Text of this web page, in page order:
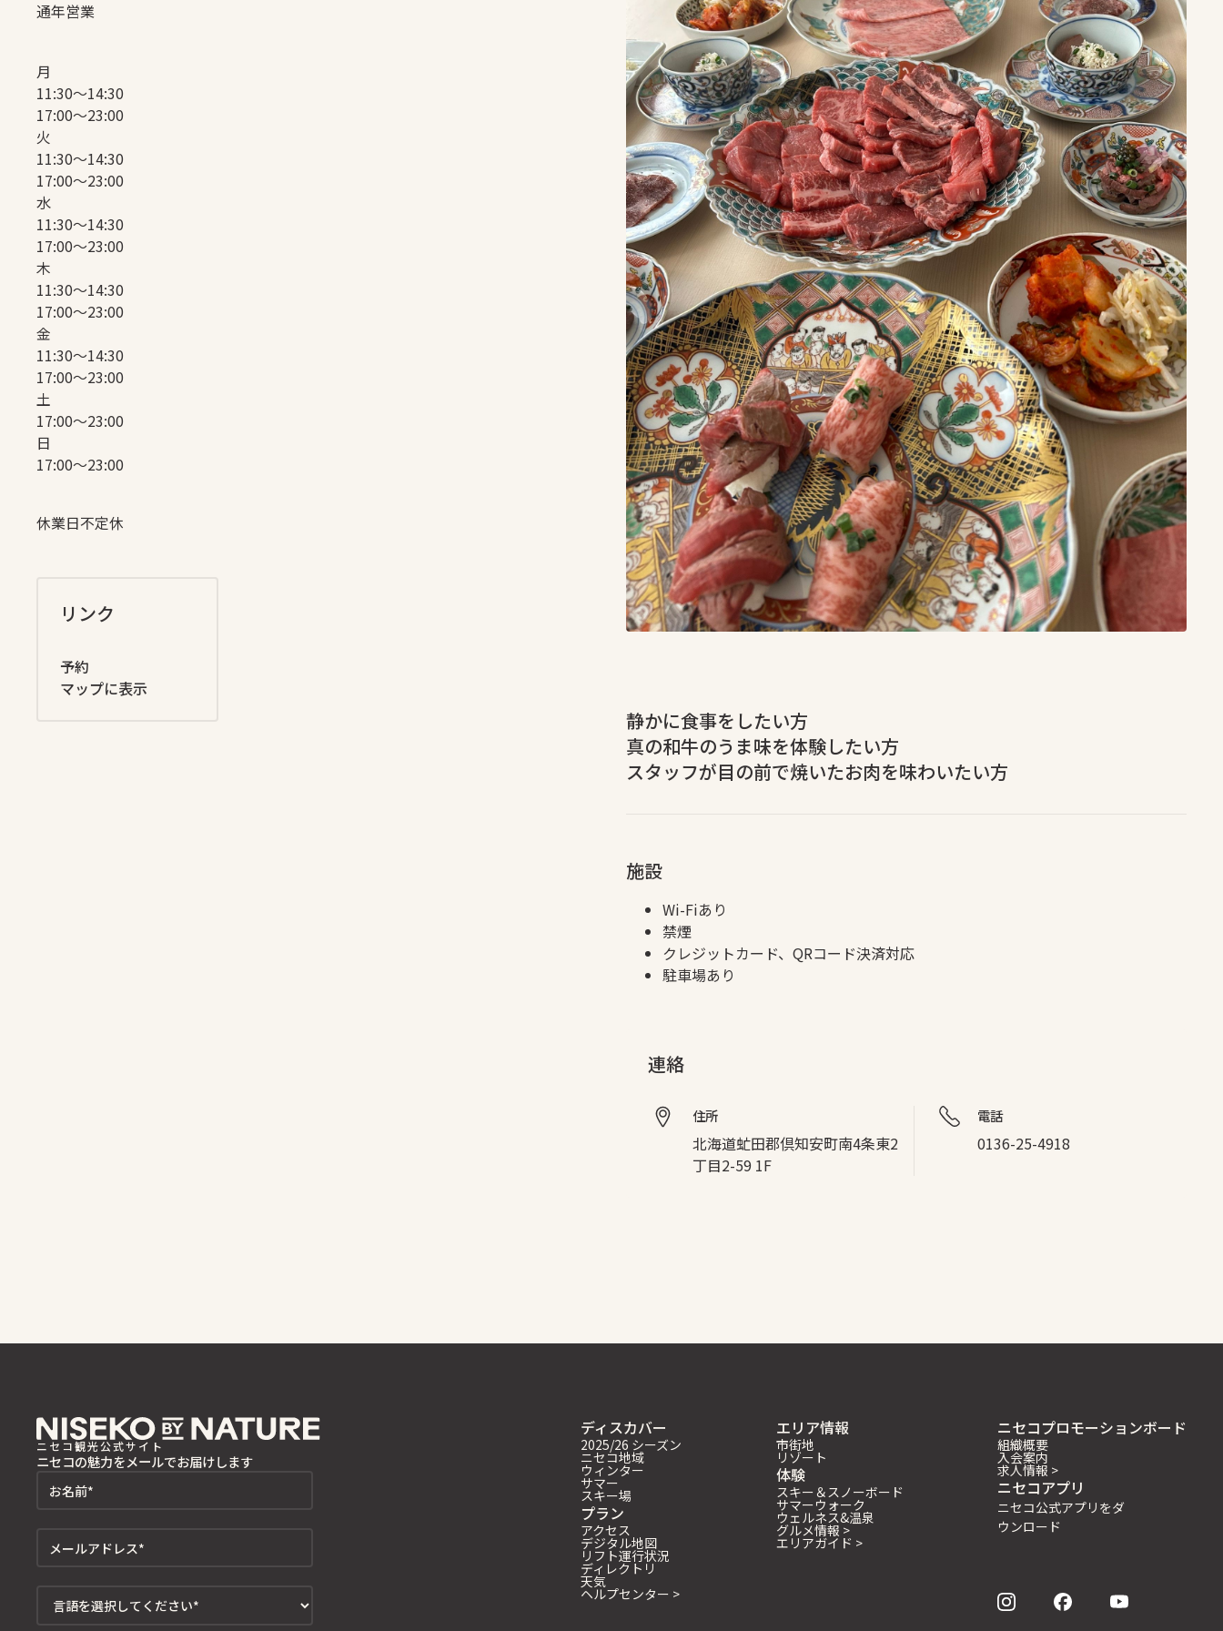
通年営業
月
11:30〜14:30
17:00〜23:00
火
11:30〜14:30
17:00〜23:00
水
11:30〜14:30
17:00〜23:00
木
11:30〜14:30
17:00〜23:00
金
11:30〜14:30
17:00〜23:00
土
17:00〜23:00
日
17:00〜23:00
休業日不定休
リンク
予約
マップに表示
静かに食事をしたい方
真の和牛のうま味を体験したい方
スタッフが目の前で焼いたお肉を味わいたい方
施設
Wi-Fiあり
禁煙
クレジットカード、QRコード決済対応
駐車場あり
連絡
住所
北海道虻田郡倶知安町南4条東2
丁目2-59 1F
電話
0136-25-4918
ニセコ観光公式サイト
ニセコの魅力をメールでお届けします
ディスカバー
2025/26 シーズン
ニセコ地域
ウィンター
サマー
スキー場
プラン
アクセス
デジタル地図
リフト運行状況
ディレクトリ
天気
ヘルプセンター >
エリア情報
市街地
リゾート
体験
スキー＆スノーボード
サマーウォーク
ウェルネス&温泉
グルメ情報 >
エリアガイド >
ニセコプロモーションボード
組織概要
入会案内
求人情報 >
ニセコアプリ
ニセコ公式アプリをダ
ウンロード